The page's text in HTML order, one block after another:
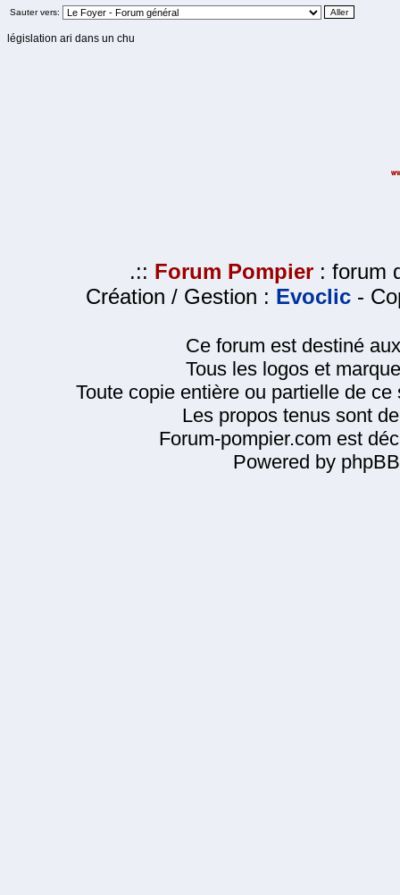
Sauter vers:
législation ari dans un chu
.:: Forum Pompier : forum
Création / Gestion : Evoclic -
Ce forum est destiné
Tous les logos et
Toute copie entière ou partielle de
Les propos tenus sont
Forum-pompier.com est
Powered by